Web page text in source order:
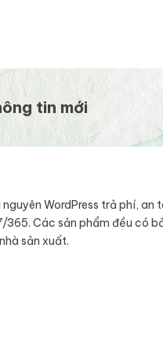
tin mới
WordPress trả phí, an
Các sản phẩm đều có
sản xuất.